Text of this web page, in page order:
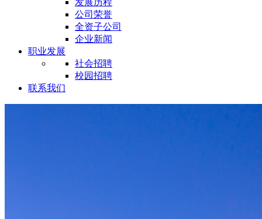
发展历程
公司荣誉
全资子公司
企业新闻
职业发展
社会招聘
校园招聘
联系我们